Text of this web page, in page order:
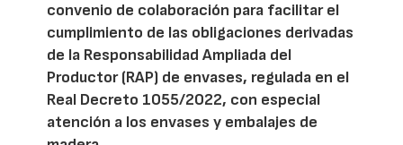
convenio de colaboración para facilitar el
cumplimiento de las obligaciones derivadas
de la Responsabilidad Ampliada del
Productor (RAP) de envases, regulada en el
Real Decreto 1055/2022, con especial
atención a los envases y embalajes de